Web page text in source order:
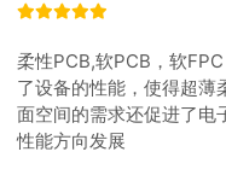
柔性PCB,软PCB，软
了设备的性能，使得超薄
面空间的需求还促进了电
性能方向发展